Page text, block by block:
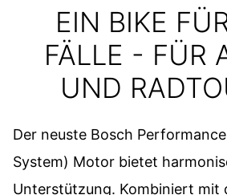
EIN BIKE
FÄLLE - FÜR
UND
Der neuste Bosch
System) Motor bietet
Unterstützung. Kombiniert mit